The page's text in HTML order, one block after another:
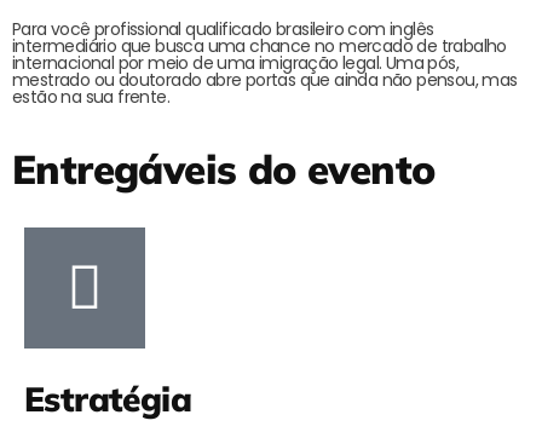
Para você profissional qualificado brasileiro com inglês
intermediário que busca uma chance no mercado de trabalho
internacional por meio de uma imigração legal. Uma pós,
mestrado ou doutorado abre portas que ainda não pensou, mas
estão na sua frente.
Entregáveis do evento
Estratégia